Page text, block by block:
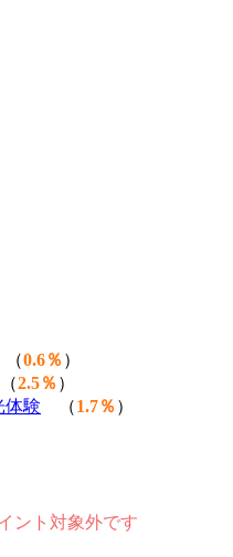
0.6％ ）
2.5％ ）
体験 （1.7％ ）
ント対象外です